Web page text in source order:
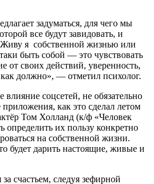
задуматься, для чего мы
все будут завидовать, и
я собственной жизнью или
быть собой — это чувствовать
от своих действий, уверенность,
должно», — отметил психолог.
влияние соцсетей, не обязательно
приложения, как это сделал летом
Том Холланд (к/ф «Человек
определить их пользу конкретно
на собственной жизни.
будет дарить настоящие, живые и
счастьем, следуя зефирной